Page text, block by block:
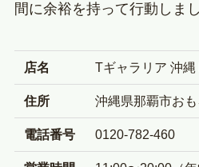
間に余裕を持って行動しまし
店名 Tギャラリア 沖
住所 沖縄県那覇市お
電話番号 0120-782-460